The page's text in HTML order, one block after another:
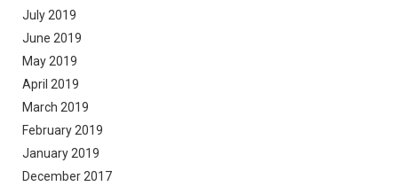
July 2019
June 2019
May 2019
April 2019
March 2019
February 2019
January 2019
December 2017